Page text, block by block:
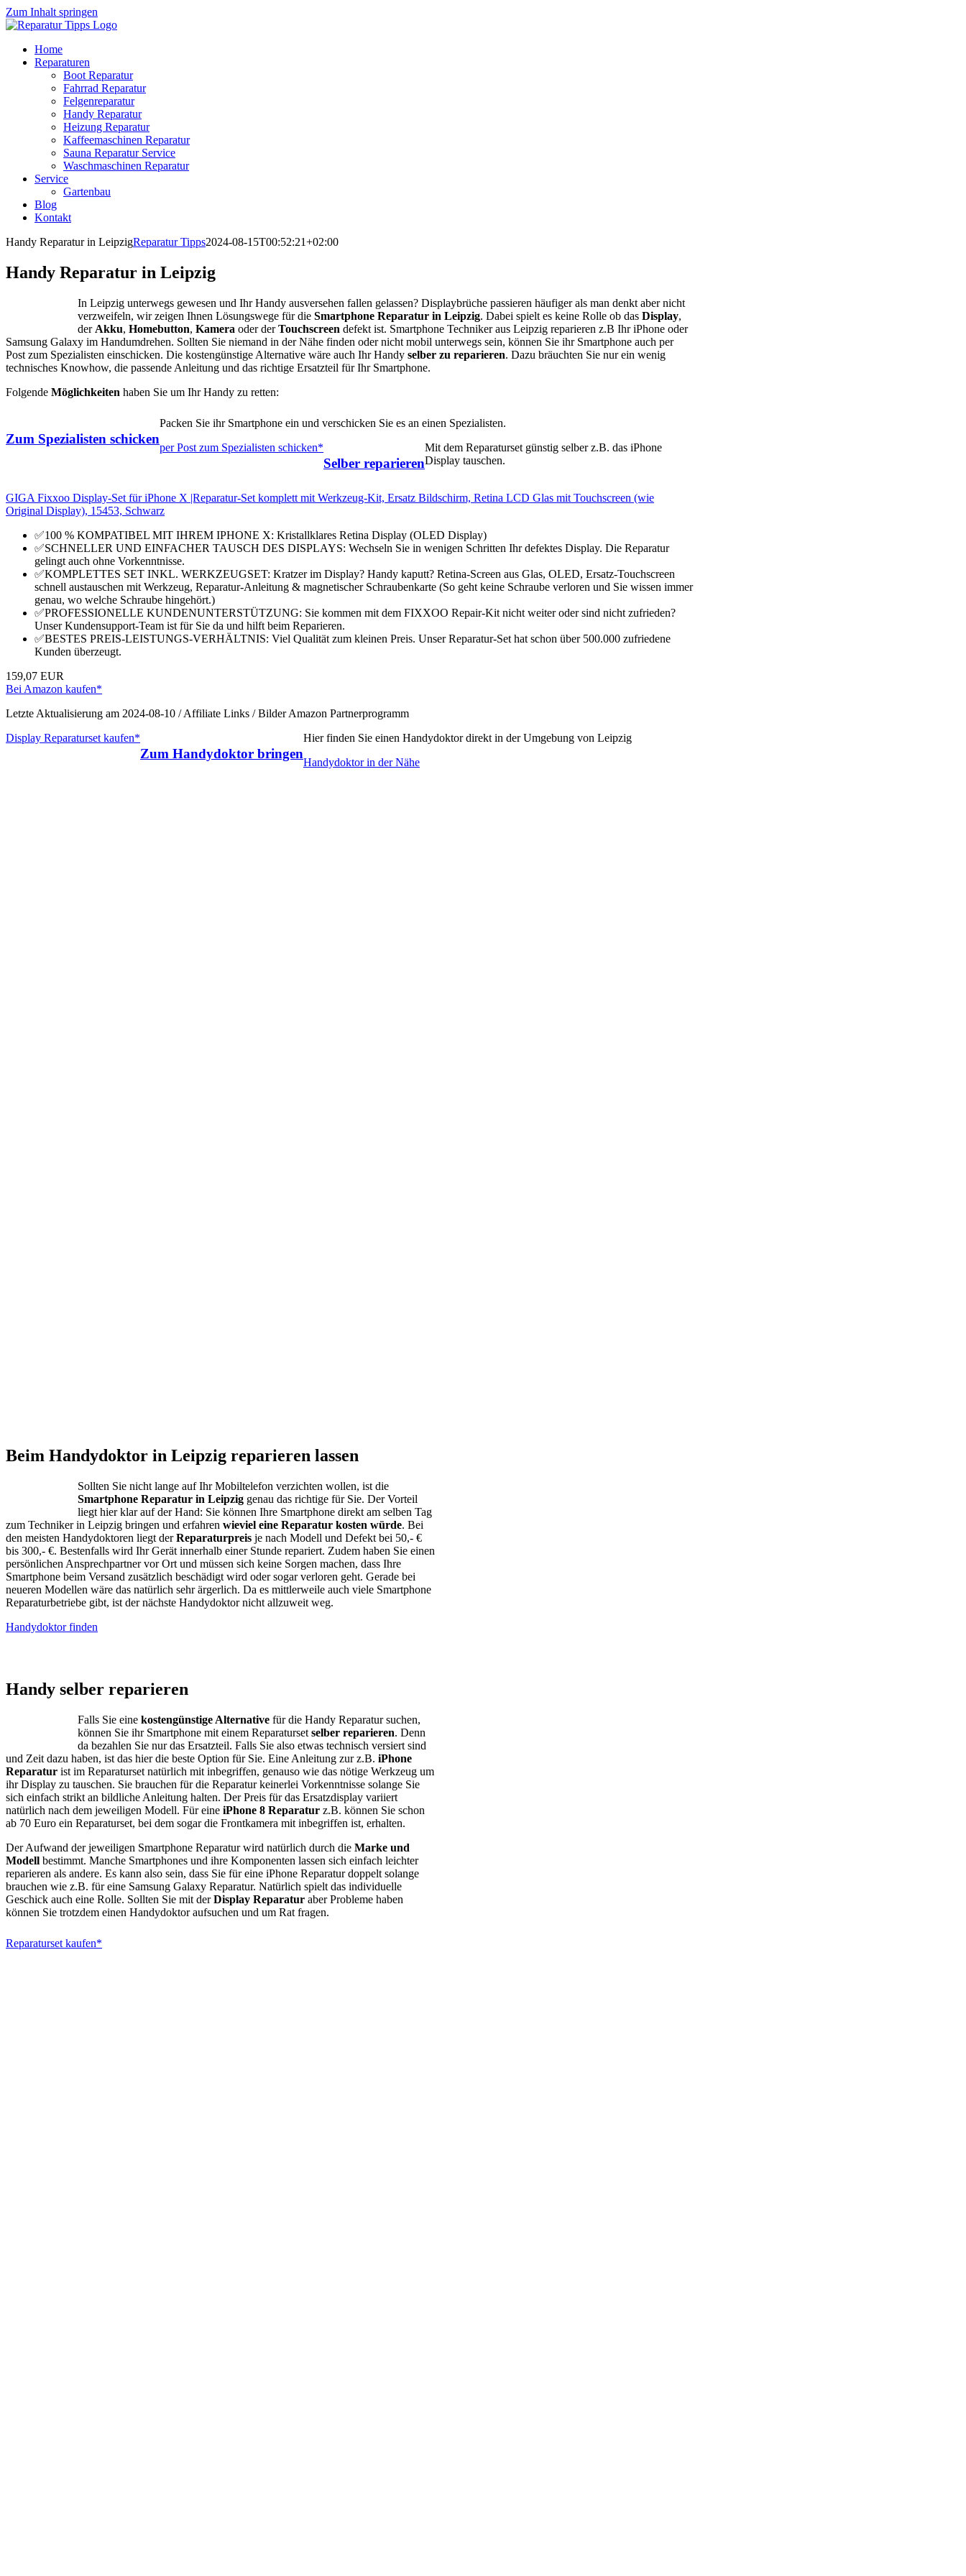
Zum Inhalt springen
Home
Reparaturen
Boot Reparatur
Fahrrad Reparatur
Felgenreparatur
Handy Reparatur
Heizung Reparatur
Kaffeemaschinen Reparatur
Sauna Reparatur Service
Waschmaschinen Reparatur
Service
Gartenbau
Blog
Kontakt
Handy Reparatur in LeipzigReparatur Tipps2024-08-15T00:52:21+02:00
Handy Reparatur in Leipzig
In Leipzig unterwegs gewesen und Ihr Handy ausversehen fallen gelassen? Displaybrüche passieren häufiger als man denkt aber nicht
verzweifeln, wir zeigen Ihnen Lösungswege für die Smartphone Reparatur in Leipzig. Dabei spielt es keine Rolle ob das Display,
der Akku, Homebutton, Kamera oder derTouchscreen defekt ist. Smartphone Techniker aus Leipzig reparieren z.B Ihr iPhone oder
Samsung Galaxy im Handumdrehen. Sollten Sie niemand in der Nähe finden oder nicht mobil unterwegs sein, können Sie ihr Smartphone auch per
Post zum Spezialisten einschicken. Die kostengünstige Alternative wäre auch Ihr Handy selber zu reparieren. Dazu bräuchten Sie nur ein wenig
technisches Knowhow, die passende Anleitung und das richtige Ersatzteil für Ihr Smartphone.
Folgende Möglichkeiten haben Sie um Ihr Handy zu retten:
Zum Spezialisten schicken
Packen Sie ihr Smartphone ein und verschicken Sie es an einen Spezialisten.
per Post zum Spezialisten schicken*
Selber reparieren
Mit dem Reparaturset günstig selber z.B. das iPhone
Display tauschen.
GIGA Fixxoo Display-Set für iPhone X |Reparatur-Set komplett mit Werkzeug-Kit, Ersatz Bildschirm, Retina LCD Glas mit Touchscreen (wie
Original Display), 15453, Schwarz
✅100 % KOMPATIBEL MIT IHREM IPHONE X: Kristallklares Retina Display (OLED Display)
✅SCHNELLER UND EINFACHER TAUSCH DES DISPLAYS: Wechseln Sie in wenigen Schritten Ihr defektes Display. Die Reparatur
gelingt auch ohne Vorkenntnisse.
✅KOMPLETTES SET INKL. WERKZEUGSET: Kratzer im Display? Handy kaputt? Retina-Screen aus Glas, OLED, Ersatz-Touchscreen
schnell austauschen mit Werkzeug, Reparatur-Anleitung & magnetischer Schraubenkarte (So geht keine Schraube verloren und Sie wissen immer
genau, wo welche Schraube hingehört.)
✅PROFESSIONELLE KUNDENUNTERSTÜTZUNG: Sie kommen mit dem FIXXOO Repair-Kit nicht weiter oder sind nicht zufrieden?
Unser Kundensupport-Team ist für Sie da und hilft beim Reparieren.
✅BESTES PREIS-LEISTUNGS-VERHÄLTNIS: Viel Qualität zum kleinen Preis. Unser Reparatur-Set hat schon über 500.000 zufriedene
Kunden überzeugt.
159,07 EUR
Bei Amazon kaufen*
Letzte Aktualisierung am 2024-08-10 / Affiliate Links / Bilder Amazon Partnerprogramm
Display Reparaturset kaufen*
Zum Handydoktor bringen
Hier finden Sie einen Handydoktor direkt in der Umgebung von Leipzig
Handydoktor in der Nähe
Beim Handydoktor in Leipzig reparieren lassen
Sollten Sie nicht lange auf Ihr Mobiltelefon verzichten wollen, ist die
Smartphone Reparatur in Leipzig genau das richtige für Sie. Der Vorteil
liegt hier klar auf der Hand: Sie können Ihre Smartphone direkt am selben Tag
zum Techniker in Leipzig bringen und erfahren wieviel eine Reparatur kosten würde. Bei
den meisten Handydoktoren liegt derReparaturpreis je nach Modell und Defekt bei 50,- €
bis 300,- €. Bestenfalls wird Ihr Gerät innerhalb einer Stunde repariert. Zudem haben Sie einen
persönlichen Ansprechpartner vor Ort und müssen sich keine Sorgen machen, dass Ihre
Smartphone beim Versand zusätzlich beschädigt wird oder sogar verloren geht. Gerade bei
neueren Modellen wäre das natürlich sehr ärgerlich. Da es mittlerweile auch viele Smartphone
Reparaturbetriebe gibt, ist der nächste Handydoktor nicht allzuweit weg.
Handydoktor finden
Handy selber reparieren
Falls Sie eine kostengünstige Alternative für die Handy Reparatur suchen,
können Sie ihr Smartphone mit einem Reparaturset selber reparieren. Denn
da bezahlen Sie nur das Ersatzteil. Falls Sie also etwas technisch versiert sind
und Zeit dazu haben, ist das hier die beste Option für Sie. Eine Anleitung zur z.B. iPhone
Reparatur ist im Reparaturset natürlich mit inbegriffen, genauso wie das nötige Werkzeug um
ihr Display zu tauschen. Sie brauchen für die Reparatur keinerlei Vorkenntnisse solange Sie
sich einfach strikt an bildliche Anleitung halten. Der Preis für das Ersatzdisplay variiert
natürlich nach dem jeweiligen Modell. Für eine iPhone 8 Reparatur z.B. können Sie schon
ab 70 Euro ein Reparaturset, bei dem sogar die Frontkamera mit inbegriffen ist, erhalten.
Der Aufwand der jeweiligen Smartphone Reparatur wird natürlich durch die Marke und
Modell bestimmt. Manche Smartphones und ihre Komponenten lassen sich einfach leichter
reparieren als andere. Es kann also sein, dass Sie für eine iPhone Reparatur doppelt solange
brauchen wie z.B. für eine Samsung Galaxy Reparatur. Natürlich spielt das individuelle
Geschick auch eine Rolle. Sollten Sie mit derDisplay Reparatur aber Probleme haben
können Sie trotzdem einen Handydoktor aufsuchen und um Rat fragen.
Reparaturset kaufen*